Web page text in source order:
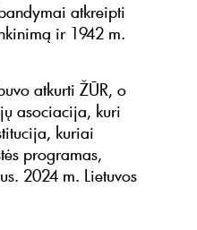
atkreipti
ir 1942 m.
atkurti ŽŪR, o
asociacija, kuri
kuriai
programas,
2024 m. Lietuvos